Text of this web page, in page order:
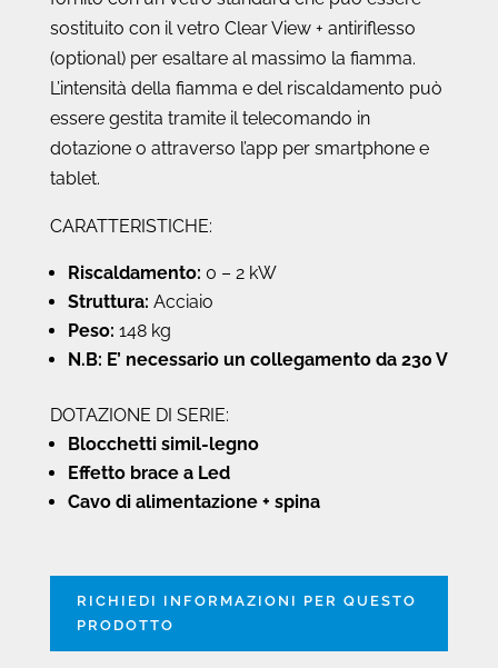
sostituito con il vetro Clear View + antiriflesso
(optional) per esaltare al massimo la fiamma.
L’intensità della fiamma e del riscaldamento può
essere gestita tramite il telecomando in
dotazione o attraverso l’app per smartphone e
tablet.
CARATTERISTICHE:
Riscaldamento: 0 – 2 kW
Struttura: Acciaio
Peso: 148 kg
N.B: E’ necessario un collegamento da 230 V
DOTAZIONE DI SERIE:
Blocchetti simil-legno
Effetto brace a Led
Cavo di alimentazione + spina
RICHIEDI INFORMAZIONI PER QUESTO
PRODOTTO